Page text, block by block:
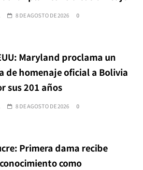
8 DE AGOSTO DE 2026 0
Maryland proclama un
de homenaje oficial a Bolivia
sus 201 años
8 DE AGOSTO DE 2026 0
Primera dama recibe
como